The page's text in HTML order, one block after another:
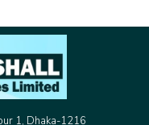
1, Dhaka-1216